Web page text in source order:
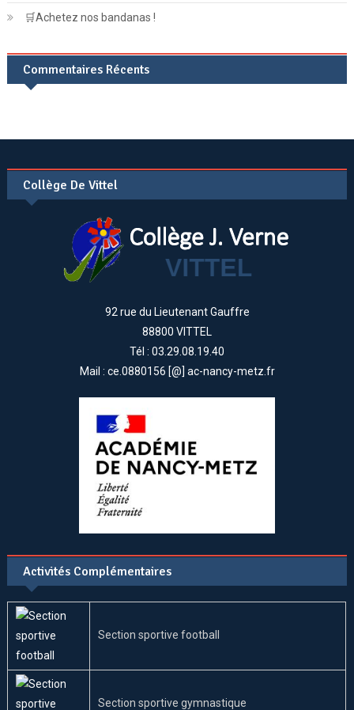
🛒Achetez nos bandanas !
Commentaires Récents
Collège De Vittel
92 rue du Lieutenant Gauffre
88800 VITTEL
Tél : 03.29.08.19.40
Mail : ce.0880156 [@] ac-nancy-metz.fr
Activités Complémentaires
Section sportive football
Section sportive gymnastique